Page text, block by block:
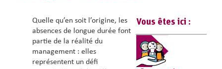
Quelle qu’en soit l’origine, les
absences de longue durée font
partie de la réalité du
management : elles
représentent un défi
Vous êtes ici :